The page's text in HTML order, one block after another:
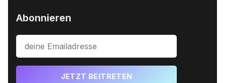
Abonnieren
JETZT BEITRETEN